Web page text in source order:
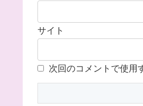
サイト
次回のコメントで使用